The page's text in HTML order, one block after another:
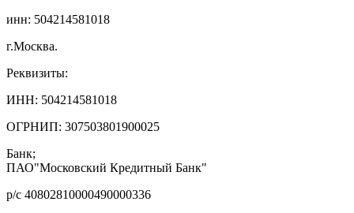
инн: 504214581018
г.Москва.
Реквизиты:
ИНН: 504214581018
ОГРНИП: 307503801900025
Банк;
ПАО"Московский Кредитный Банк"
р/с 40802810000490000336